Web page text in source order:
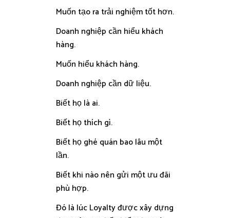
Muốn tạo ra trải nghiệm tốt hơn.
Doanh nghiệp cần hiểu khách
hàng.
Muốn hiểu khách hàng.
Doanh nghiệp cần dữ liệu.
Biết họ là ai.
Biết họ thích gì.
Biết họ ghé quán bao lâu một
lần.
Biết khi nào nên gửi một ưu đãi
phù hợp.
Đó là lúc Loyalty được xây dựng